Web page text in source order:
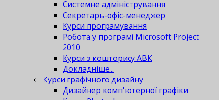
Системне адміністрування
Секретарь-офіс-менеджер
Курси програмування
Робота у програмі Microsoft Project
2010
Курси з кошторису АВК
Докладніше...
Курси графічного дизайну
Дизайнер комп'ютерної графіки